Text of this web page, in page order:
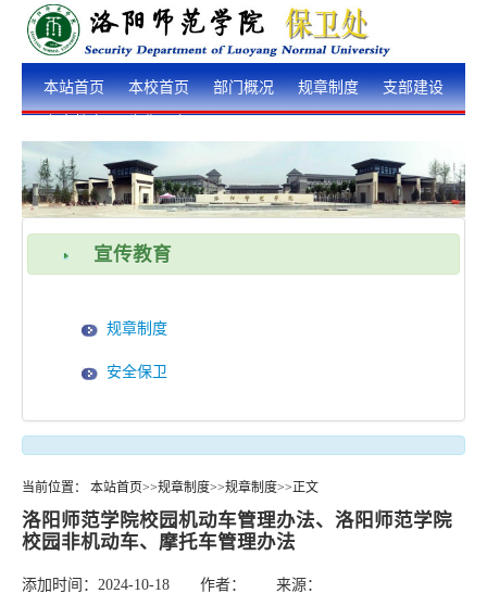
本站首页 本校首页 部门概况 规章制度 支部建设
宣传教育
规章制度
安全保卫
当前位置： 本站首页>>规章制度>>规章制度>>正文
洛阳师范学院校园机动车管理办法、洛阳师范学院
校园非机动车、摩托车管理办法
添加时间：2024-10-18 作者： 来源：